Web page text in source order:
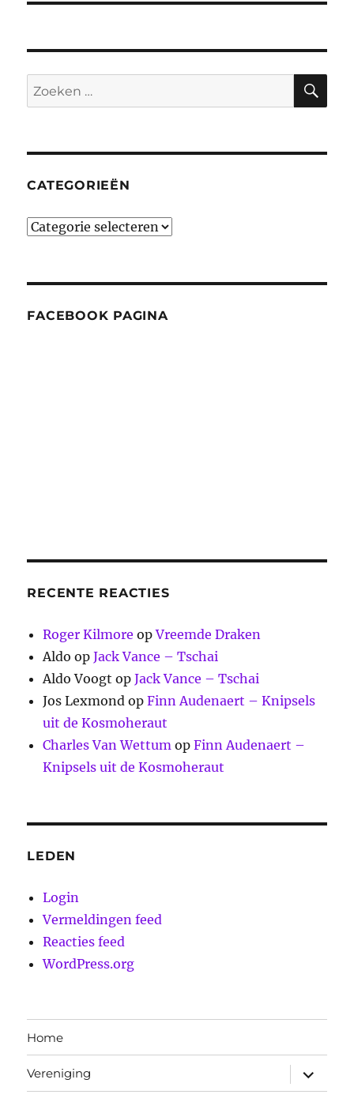
Zoeken
naar:
CATEGORIEËN
Categorieën
FACEBOOK PAGINA
RECENTE REACTIES
Roger Kilmore opVreemde Draken
Aldo opJack Vance – Tschai
Aldo Voogt opJack Vance – Tschai
Jos Lexmond opFinn Audenaert – Knipsels
uit de Kosmoheraut
Charles Van Wettum opFinn Audenaert –
Knipsels uit de Kosmoheraut
LEDEN
Login
Vermeldingen feed
Reacties feed
WordPress.org
Home
Vereniging